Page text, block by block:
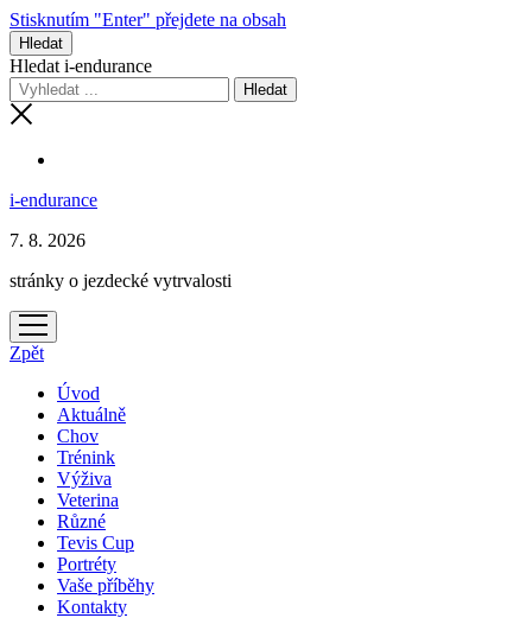
Stisknutím "Enter" přejdete na obsah
Hledat
Hledat i-endurance
i-endurance
7. 8. 2026
stránky o jezdecké vytrvalosti
otevřít
menu
Zpět
Úvod
Aktuálně
Chov
Trénink
Výživa
Veterina
Různé
Tevis Cup
Portréty
Vaše příběhy
Kontakty